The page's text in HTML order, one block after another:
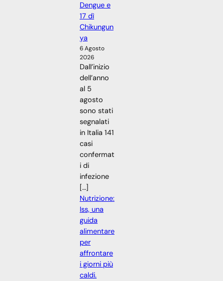
Dengue e
17 dì
Chikungun
ya
6 Agosto
2026
Dall’inizio
dell’anno
al 5
agosto
sono stati
segnalati
in Italia 141
casi
confermat
i di
infezione
[…]
Nutrizione:
Iss, una
guida
alimentare
per
affrontare
i giorni più
caldi.